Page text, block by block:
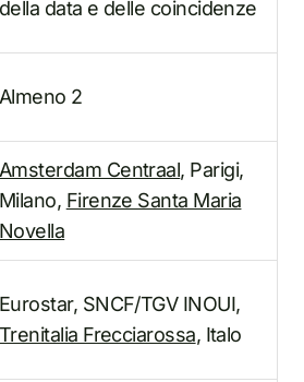
della data e delle coincidenze
Almeno 2
Amsterdam Centraal, Parigi,
Milano, Firenze Santa Maria
Novella
Eurostar, SNCF/TGV INOUI,
Trenitalia Frecciarossa, Italo